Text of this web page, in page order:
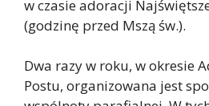
w czasie adoracji
(godzinę przed Mszą św.).
Dwa razy w roku, w okresie
Postu, organizowana jest